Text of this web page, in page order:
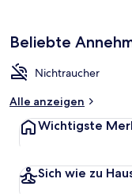
Beliebte
Nichtraucher
Alle anzeigen
Wichtigste
Sich wie zu